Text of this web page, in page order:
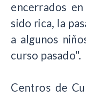
encerrados
sido rica, la
a algunos
curso pasado".
Centros de